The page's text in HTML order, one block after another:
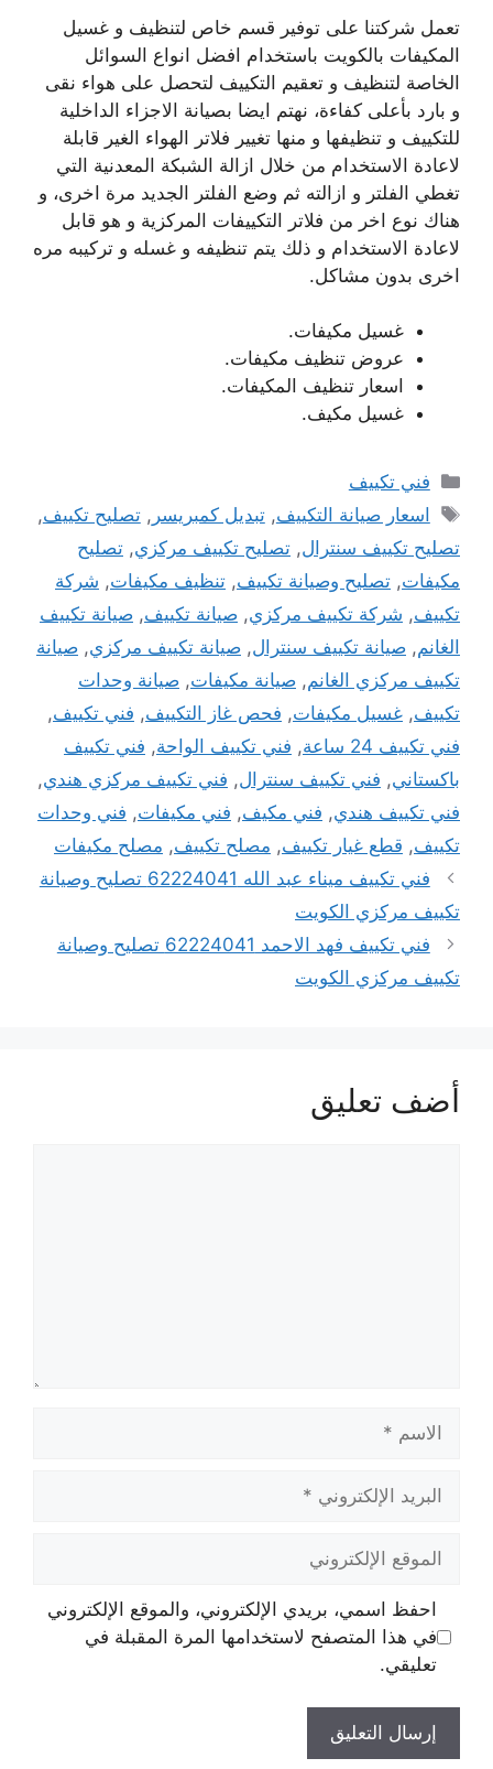
تعمل شركتنا على توفير قسم خاص لتنظيف و غسيل
المكيفات بالكويت باستخدام افضل انواع السوائل
الخاصة لتنظيف و تعقيم التكييف لتحصل على هواء نقى
و بارد بأعلى كفاءة، نهتم ايضا بصيانة الاجزاء الداخلية
للتكييف و تنظيفها و منها تغيير فلاتر الهواء الغير قابلة
لاعادة الاستخدام من خلال ازالة الشبكة المعدنية التي
تغطي الفلتر و ازالته ثم وضع الفلتر الجديد مرة اخرى، و
هناك نوع اخر من فلاتر التكييفات المركزية و هو قابل
لاعادة الاستخدام و ذلك يتم تنظيفه و غسله و تركيبه مره
اخرى بدون مشاكل.
غسيل مكيفات.
عروض تنظيف مكيفات.
اسعار تنظيف المكيفات.
غسيل مكيف.
التصنيفات
فني تكييف
الوسوم
اسعار صيانة التكييف,تبديل كمبريسر ,تصليح تكييف,
تصليح تكييف سنترال, تصليح تكييف مركزي, تصليح
مكيفات, تصليح وصيانة تكييف, تنظيف مكيفات, شركة
تكييف, شركة تكييف مركزي, صيانة تكييف, صيانة تكييف
الغانم, صيانة تكييف سنترال, صيانة تكييف مركزي, صيانة
تكييف مركزي الغانم, صيانة مكيفات, صيانة وحدات
تكييف, غسيل مكيفات, فحص غاز التكييف, فني تكييف,
فني تكييف 24 ساعة
, فني تكييف الواحة, فني تكييف
باكستاني, فني تكييف سنترال, فني تكييف مركزي هندي,
فني تكييف هندي, فني مكيف, فني مكيفات, فني وحدات
تكييف, قطع غيار تكييف, مصلح تكييف, مصلح مكيفات
فني تكييف ميناء عبد الله 62224041 تصليح وصيانة
تكييف مركزي الكويت
فني تكييف فهد الاحمد 62224041 تصليح وصيانة
تكييف مركزي الكويت
أضف تعليق
الاسم
البريد
الإلكتروني
الموقع
الإلكتروني
احفظ اسمي، بريدي الإلكتروني، والموقع الإلكتروني
في هذا المتصفح لاستخدامها المرة المقبلة في
تعليقي.